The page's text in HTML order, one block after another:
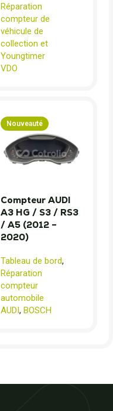
Réparation
compteur de
véhicule de
collection et
Youngtimer
VDO
Nouveauté
Compteur AUDI
A3 HG / S3 / RS3
/ A5 (2012 –
2020)
Tableau de bord,
Réparation
compteur
automobile
AUDI, BOSCH